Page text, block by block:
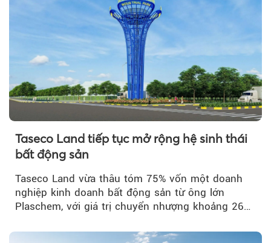
Taseco Land tiếp tục mở rộng hệ sinh thái
bất động sản
Taseco Land vừa thâu tóm 75% vốn một doanh
nghiệp kinh doanh bất động sản từ ông lớn
Plaschem, với giá trị chuyển nhượng khoảng 262